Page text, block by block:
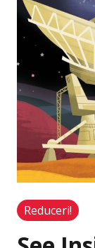
Reduceri!